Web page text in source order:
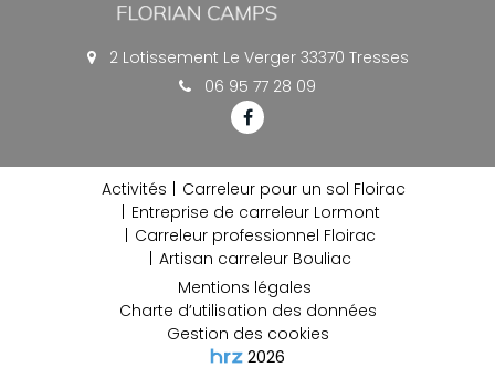
2 Lotissement Le Verger 33370 Tresses
06 95 77 28 09
Activités
Carreleur pour un sol Floirac
Entreprise de carreleur Lormont
Carreleur professionnel Floirac
Artisan carreleur Bouliac
Mentions légales
Charte d’utilisation des données
Gestion des cookies
2026